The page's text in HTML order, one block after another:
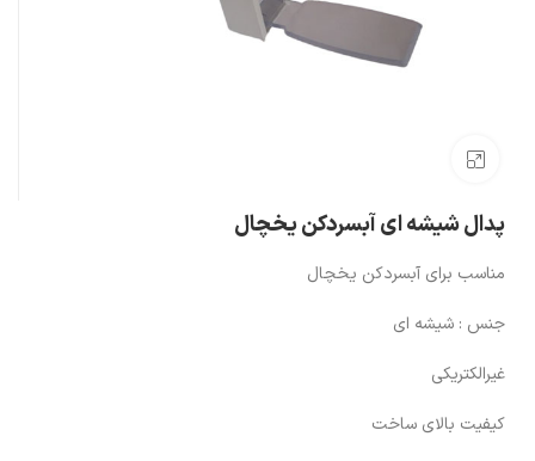
پدال شیشه ای آبسردکن یخچال
مناسب برای آبسردکن یخچال
جنس : شیشه ای
غیرالکتریکی
کیفیت بالای ساخت